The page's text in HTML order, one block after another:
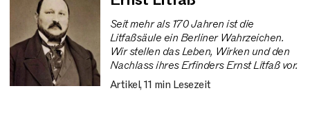
Seit mehr als 170 Jahren ist die
Litfaßsäule ein Berliner Wahrzeichen.
Wir stellen das Leben, Wirken und den
Nachlass ihres Erfinders Ernst Litfaß vor.
Artikel, 11 min Lesezeit